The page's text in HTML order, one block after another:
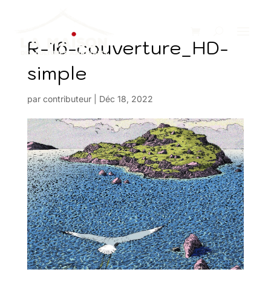
R-16-couverture_HD-
simple
par contributeur| Déc 18, 2022